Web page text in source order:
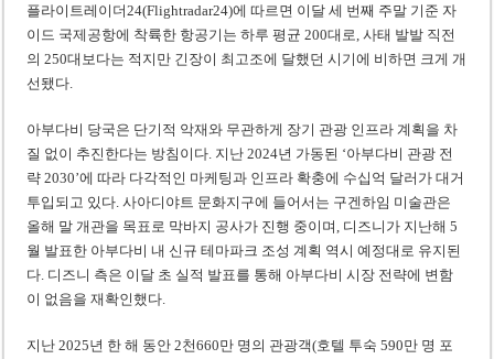
플라이트레이더24(Flightradar24)에 따르면 이달 세 번째 주말 기준 자
이드 국제공항에 착륙한 항공기는 하루 평균 200대로, 사태 발발 직전
의 250대보다는 적지만 긴장이 최고조에 달했던 시기에 비하면 크게 개
선됐다.
아부다비 당국은 단기적 악재와 무관하게 장기 관광 인프라 계획을 차
질 없이 추진한다는 방침이다. 지난 2024년 가동된 ‘아부다비 관광 전
략 2030’에 따라 다각적인 마케팅과 인프라 확충에 수십억 달러가 대거
투입되고 있다. 사아디야트 문화지구에 들어서는 구겐하임 미술관은
올해 말 개관을 목표로 막바지 공사가 진행 중이며, 디즈니가 지난해 5
월 발표한 아부다비 내 신규 테마파크 조성 계획 역시 예정대로 유지된
다. 디즈니 측은 이달 초 실적 발표를 통해 아부다비 시장 전략에 변함
이 없음을 재확인했다.
지난 2025년 한 해 동안 2천660만 명의 관광객(호텔 투숙 590만 명 포